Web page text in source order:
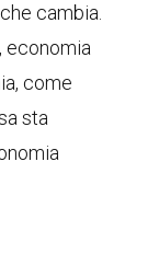
cambia.
economia
come
sta